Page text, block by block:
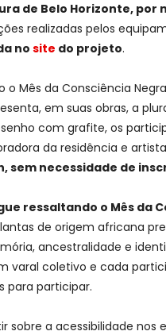
de Belo Horizonte,
realizadas pelos
no site do projeto.
Mês da Consciência
em suas obras, a
com grafite, os
da residência e
sem necessidade de
ressaltando o Mês
de origem africana
ancestralidade e
varal coletivo e cada
para participar.
a acessibilidade nos